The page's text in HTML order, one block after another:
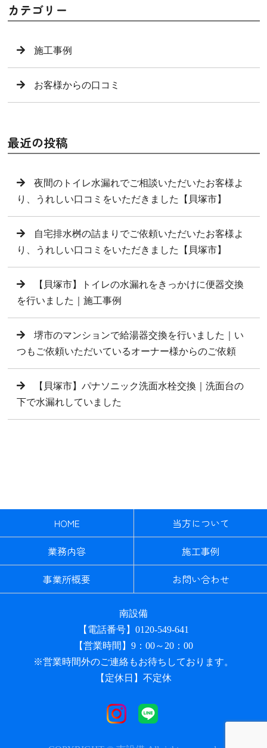
カテゴリー
施工事例
お客様からの口コミ
最近の投稿
夜間のトイレ水漏れでご相談いただいたお客様よ
り、うれしい口コミをいただきました【貝塚市】
自宅排水桝の詰まりでご依頼いただいたお客様よ
り、うれしい口コミをいただきました【貝塚市】
【貝塚市】トイレの水漏れをきっかけに便器交換
を行いました｜施工事例
堺市のマンションで給湯器交換を行いました｜い
つもご依頼いただいているオーナー様からのご依頼
【貝塚市】パナソニック洗面水栓交換｜洗面台の
下で水漏れしていました
HOME
当方について
業務内容
施工事例
事業所概要
お問い合わせ
南設備
【電話番号】0120-549-641
【営業時間】9：00～20：00
※営業時間外のご連絡もお待ちしております。
【定休日】不定休